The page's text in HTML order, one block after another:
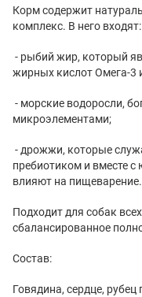
Корм содержит
комплекс. В него входят:
- рыбий жир, который
жирных кислот Омега-3
- морские водоросли,
микроэлементами;
- дрожжи, которые
пребиотиком и вместе
влияют на пищеварение.
Подходит для собак
сбалансированное
Состав:
Говядина, сердце,